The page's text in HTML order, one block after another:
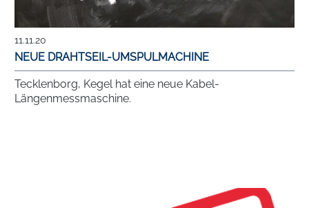
11.11.20
NEUE DRAHTSEIL-UMSPULMACHINE
Tecklenborg, Kegel hat eine neue Kabel-
Längenmessmaschine.